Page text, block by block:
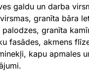
galdu un darba
granīta bāra
granīta
fasādes, akmens
kapu apmales